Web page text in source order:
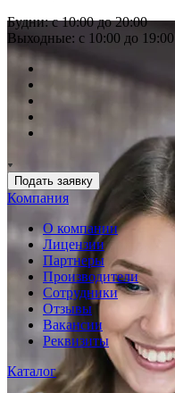
Будни: с 10:00 до 20:00
Выходные: с 10:00 до 19:00
Подать заявку
Компания
О компании
Лицензии
Партнеры
Производители
Сотрудники
Отзывы
Вакансии
Реквизиты
Каталог